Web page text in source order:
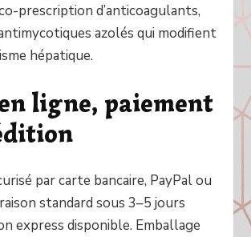
prescription d’anticoagulants,
azolés qui modifient
hépatique.
ligne, paiement
par carte bancaire, PayPal ou
standard sous 3–5 jours
express disponible. Emballage